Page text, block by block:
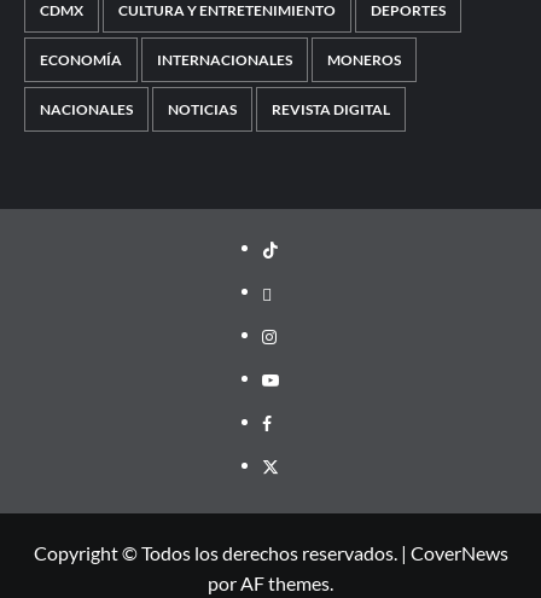
CDMX CULTURA Y ENTRETENIMIENTO DEPORTES
ECONOMÍA INTERNACIONALES MONEROS
NACIONALES NOTICIAS REVISTA DIGITAL
TikTok
threads
Instagram
Youtube
Facebook
X
Copyright © Todos los derechos reservados. | CoverNews
por AF themes.